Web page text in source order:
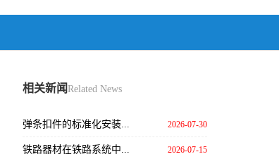
相关新闻Related News
弹条扣件的标准化安装... 2026-07-30
铁路器材在铁路系统中... 2026-07-15